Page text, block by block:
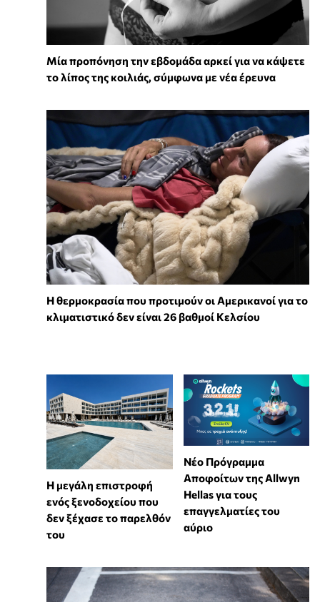
Μία προπόνηση την εβδομάδα αρκεί για να κάψετε
το λίπος της κοιλιάς, σύμφωνα με νέα έρευνα
Η θερμοκρασία που προτιμούν οι Αμερικανοί για το
κλιματιστικό δεν είναι 26 βαθμοί Κελσίου
Η μεγάλη επιστροφή
ενός ξενοδοχείου που
δεν ξέχασε το παρελθόν
του
Νέο Πρόγραμμα
Αποφοίτων της Allwyn
Hellas για τους
επαγγελματίες του
αύριο